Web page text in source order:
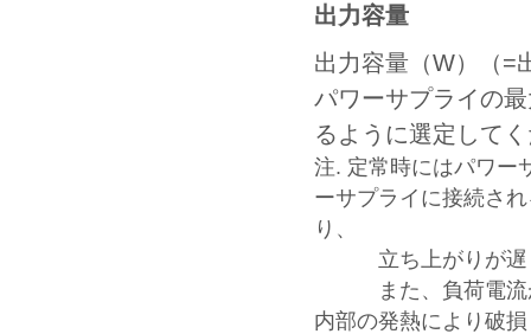
出力容量
出力容量（W）（=
パワーサプライの
るように選定して
注. 定常時にはパワー
ーサプライに接続さ
り、
立ち上がりが遅く
また、負荷電流が
内部の発熱により破